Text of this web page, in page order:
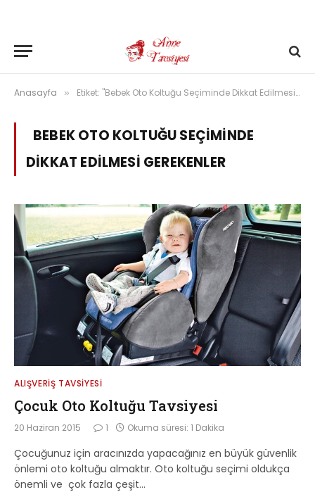
Anasayfa » Etiket: "Bebek Oto Koltuğu Seçiminde Dikkat Edilmesi Gerekenler"
BEBEK OTO KOLTUĞU SEÇIMINDE
DIKKAT EDILMESI GEREKENLER
ALIŞVERIŞ TAVSIYESI
Çocuk Oto Koltuğu Tavsiyesi
20 Haziran 2015 1 Okuma süresi: 1 Dakika
Çocuğunuz için aracınızda yapacağınız en büyük güvenlik
önlemi oto koltuğu almaktır. Oto koltuğu seçimi oldukça
önemli ve çok fazla çeşit…